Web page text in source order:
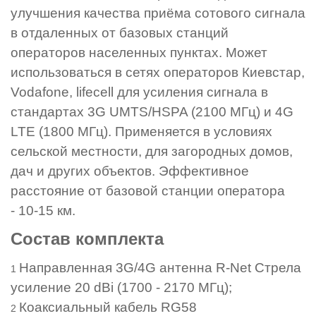
улучшения качества приёма сотового сигнала
в отдаленных от базовых станций
операторов населенных пунктах. Может
использоваться в сетях операторов Киевстар,
Vodafone, lifecell для усиления сигнала в
стандартах 3G UMTS/HSPA (2100 МГц) и 4G
LTE (1800 МГц). Применяется в условиях
сельской местности, для загородных домов,
дач и других объектов. Эффективное
расстояние от базовой станции оператора
- 10-15 км.
Состав комплекта
Направленная 3G/4G антенна R-Net Стрела
усиление 20 dBi (1700 - 2170 МГц);
Коаксиальный кабель RG58